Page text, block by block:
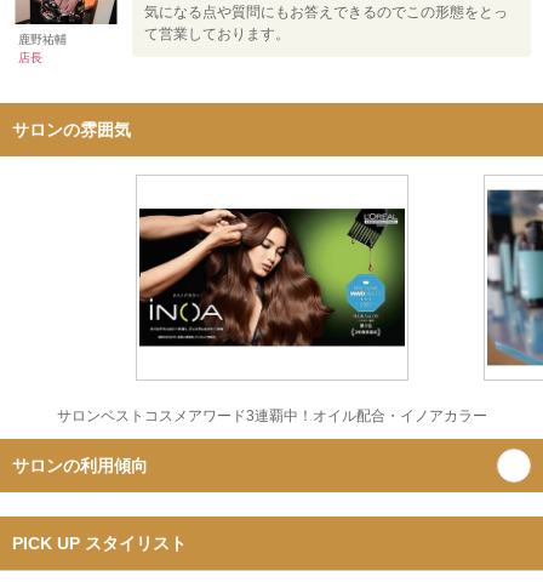
鹿野祐輔
店長
気になる点や質問にもお答えできるのでこの形態をとっ
て営業しております。
サロンの雰囲気
サロンベストコスメアワード3連覇中！オイル配合・イノアカラー
サロンの利用傾向
PICK UP スタイリスト